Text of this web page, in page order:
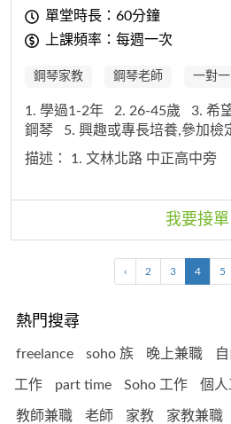
單堂時長：60分鐘
上課頻率：每週一次
鋼琴家教 鋼琴老師 一對
1. 學過1-2年 2. 26-45歲 3. 希
鋼琴
5. 興趣或專長培養,參加檢
描述： 1. 文林北路 中正高中旁
我要接單
‹ 2 3 4 5
熱門搜尋
freelance soho 族 晚上兼職
工作 part time Soho 工作 個人
教師兼職 老師 家教 家教兼職